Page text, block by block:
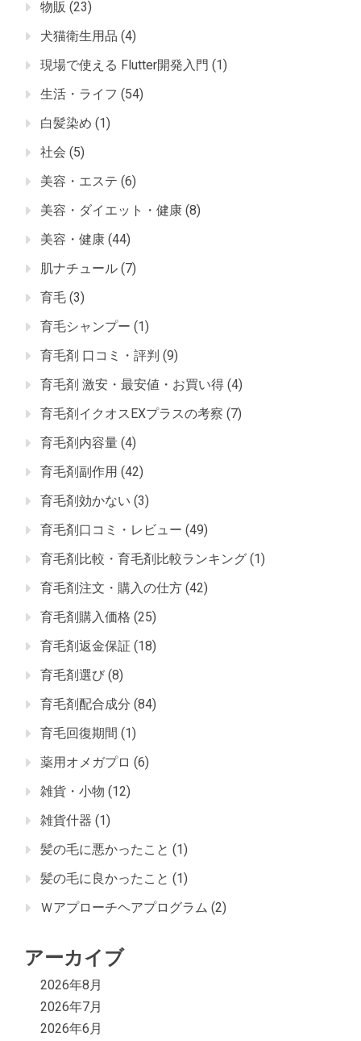
物販 (23)
犬猫衛生用品 (4)
現場で使える Flutter開発入門 (1)
生活・ライフ (54)
白髪染め (1)
社会 (5)
美容・エステ (6)
美容・ダイエット・健康 (8)
美容・健康 (44)
肌ナチュール (7)
育毛 (3)
育毛シャンプー (1)
育毛剤 口コミ・評判 (9)
育毛剤 激安・最安値・お買い得 (4)
育毛剤イクオスEXプラスの考察 (7)
育毛剤内容量 (4)
育毛剤副作用 (42)
育毛剤効かない (3)
育毛剤口コミ・レビュー (49)
育毛剤比較・育毛剤比較ランキング (1)
育毛剤注文・購入の仕方 (42)
育毛剤購入価格 (25)
育毛剤返金保証 (18)
育毛剤選び (8)
育毛剤配合成分 (84)
育毛回復期間 (1)
薬用オメガプロ (6)
雑貨・小物 (12)
雑貨什器 (1)
髪の毛に悪かったこと (1)
髪の毛に良かったこと (1)
Ｗアプローチヘアプログラム (2)
アーカイブ
2026年8月
2026年7月
2026年6月